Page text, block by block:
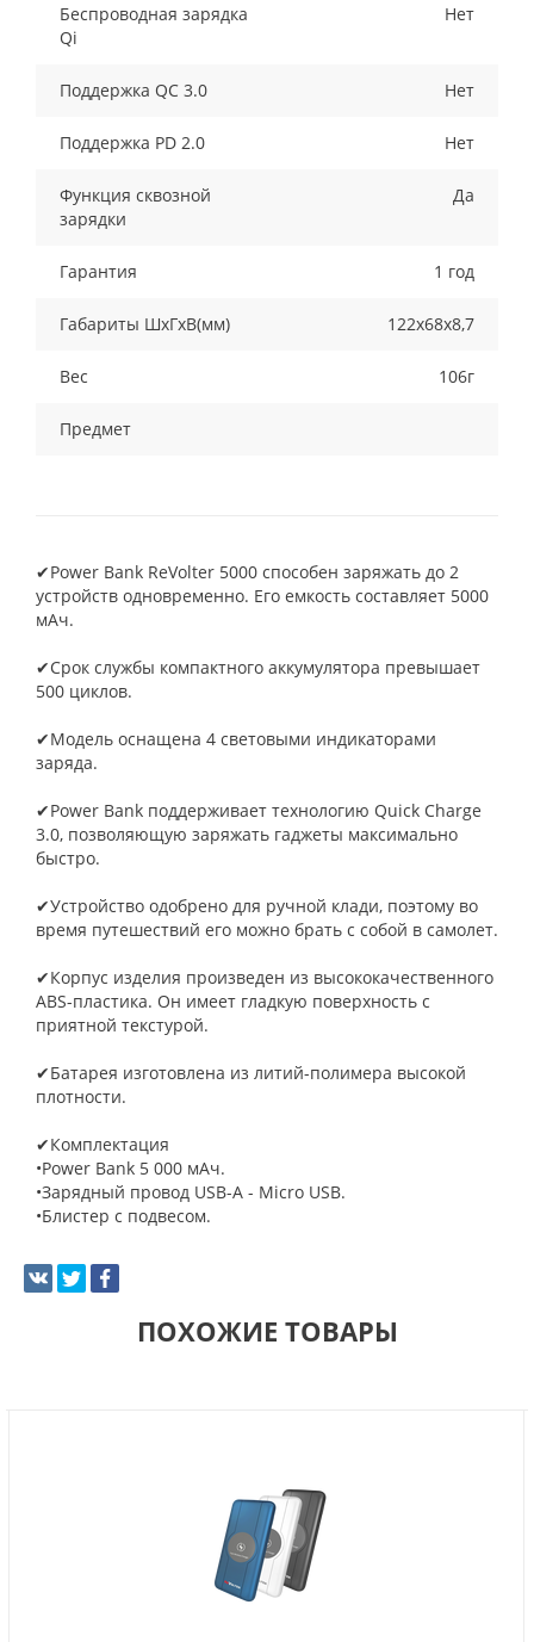
Беспроводная зарядка
Qi
Нет
Поддержка QC 3.0 Нет
Поддержка PD 2.0 Нет
Функция сквозной
зарядки
Да
Гарантия 1 год
Габариты ШхГхВ(мм) 122х68х8,7
Вес 106г
Предмет
✔Power Bank ReVolter 5000 способен заряжать до 2
устройств одновременно. Его емкость составляет 5000
мАч.
✔Срок службы компактного аккумулятора превышает
500 циклов.
✔Модель оснащена 4 световыми индикаторами
заряда.
✔Power Bank поддерживает технологию Quick Charge
3.0, позволяющую заряжать гаджеты максимально
быстро.
✔Устройство одобрено для ручной клади, поэтому во
время путешествий его можно брать с собой в самолет.
✔Корпус изделия произведен из высококачественного
ABS-пластика. Он имеет гладкую поверхность с
приятной текстурой.
✔Батарея изготовлена из литий-полимера высокой
плотности.
✔Комплектация
•Power Bank 5 000 мАч.
•Зарядный провод USB-А - Micro USB.
•Блистер с подвесом.
ПОХОЖИЕ ТОВАРЫ